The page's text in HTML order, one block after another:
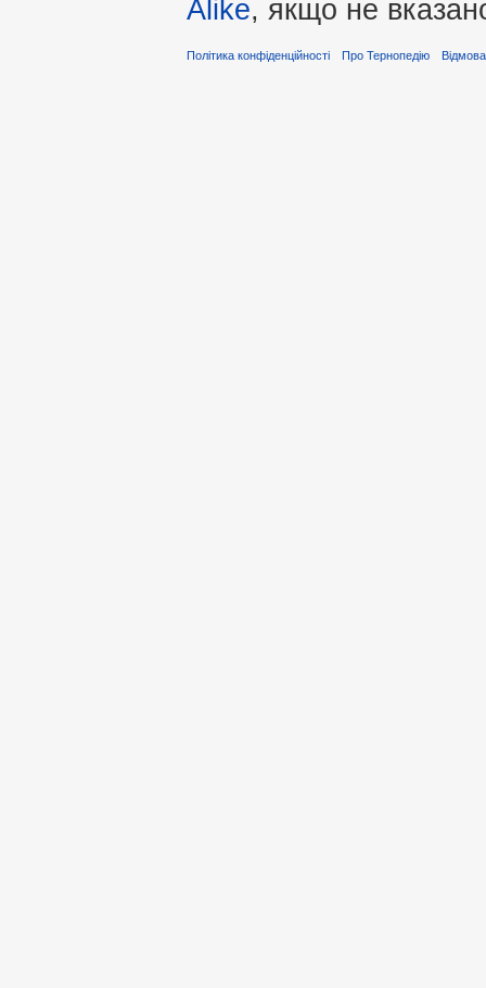
Alike, якщо не
Політика конфіденційності Про Тернопедію Відмова